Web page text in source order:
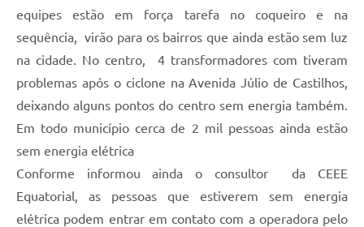
equipes estão em força tarefa no coqueiro e na
sequência, virão para os bairros que ainda estão sem luz
na cidade. No centro, 4 transformadores com tiveram
problemas após o ciclone na Avenida Júlio de Castilhos,
deixando alguns pontos do centro sem energia também.
Em todo município cerca de 2 mil pessoas ainda estão
sem energia elétrica
Conforme informou ainda o consultor da CEEE
Equatorial, as pessoas que estiverem sem energia
elétrica podem entrar em contato com a operadora pelo